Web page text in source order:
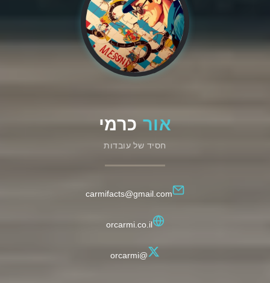
אור כרמי
חסיד של עובדות
carmifacts@gmail.com
orcarmi.co.il
@orcarmi